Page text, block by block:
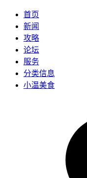
首页
新闻
攻略
论坛
服务
分类信息
小温美食